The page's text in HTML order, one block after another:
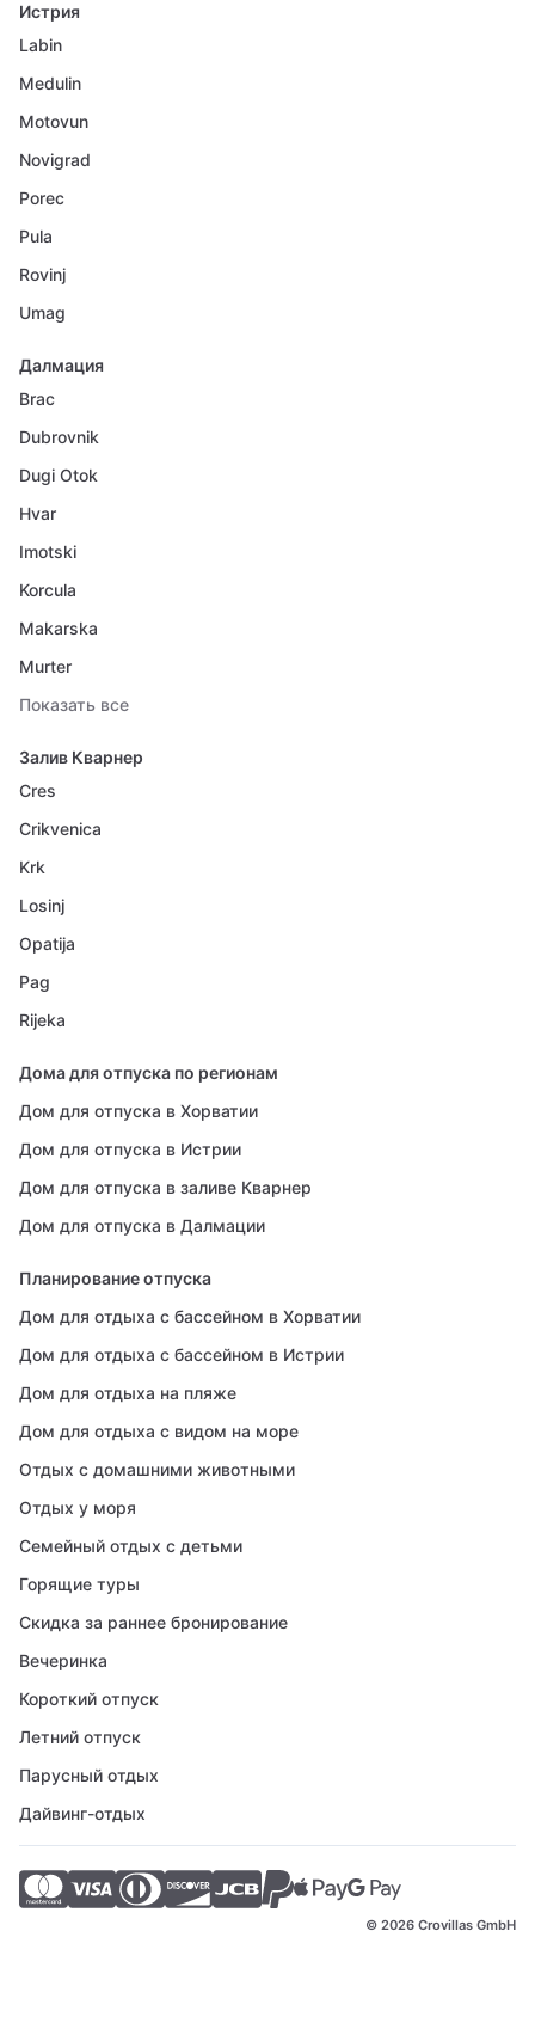
Истрия
Labin
Medulin
Motovun
Novigrad
Porec
Pula
Rovinj
Umag
Далмация
Brac
Dubrovnik
Dugi Otok
Hvar
Imotski
Korcula
Makarska
Murter
Показать все
Залив Кварнер
Cres
Crikvenica
Krk
Losinj
Opatija
Pag
Rijeka
Дома для отпуска по регионам
Дом для отпуска в Хорватии
Дом для отпуска в Истрии
Дом для отпуска в заливе Кварнер
Дом для отпуска в Далмации
Планирование отпуска
Дом для отдыха с бассейном в Хорватии
Дом для отдыха с бассейном в Истрии
Дом для отдыха на пляже
Дом для отдыха с видом на море
Отдых с домашними животными
Отдых у моря
Семейный отдых с детьми
Горящие туры
Скидка за раннее бронирование
Вечеринка
Короткий отпуск
Летний отпуск
Парусный отдых
Дайвинг-отдых
© 2026 Crovillas GmbH